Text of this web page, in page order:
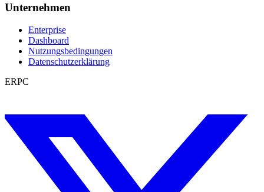
Unternehmen
Enterprise
Dashboard
Nutzungsbedingungen
Datenschutzerklärung
ERPC